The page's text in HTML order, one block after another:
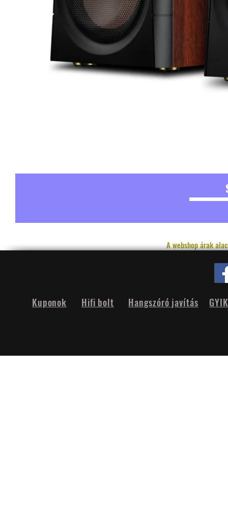
A webshop árak
Hifi bolt
Kuponok Hangszóró javítás GYIK